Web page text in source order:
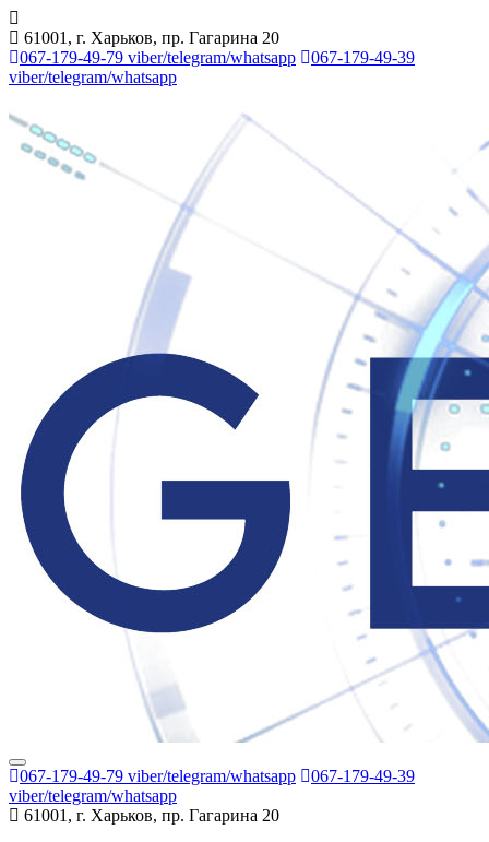
61001, г. Харьков, пр. Гагарина 20
067-179-49-79 viber/telegram/whatsapp
067-179-49-39
viber/telegram/whatsapp
067-179-49-79 viber/telegram/whatsapp
067-179-49-39
viber/telegram/whatsapp
61001, г. Харьков, пр. Гагарина 20